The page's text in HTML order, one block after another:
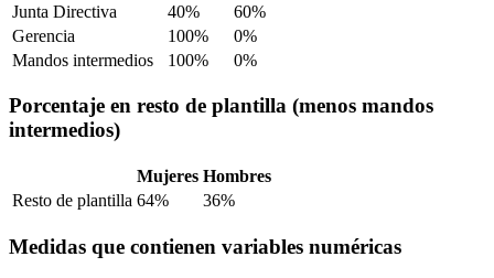
Junta Directiva
40%
60%
Gerencia
100%
0%
Mandos intermedios
100% 0%
Porcentaje en resto de plantilla (menos mandos
intermedios)
Mujeres Hombres
Resto de plantilla 64% 36%
Medidas que contienen variables numéricas